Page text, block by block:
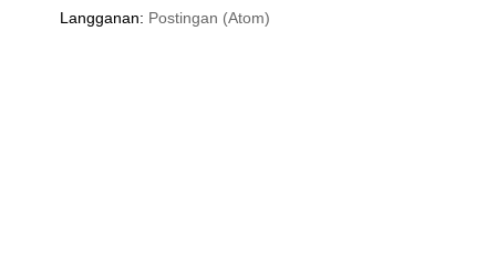
Langganan: Postingan (Atom)